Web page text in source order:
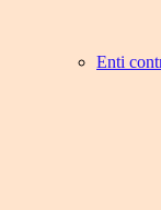
Enti